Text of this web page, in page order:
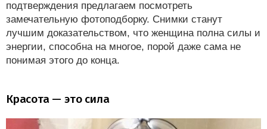
подтверждения предлагаем посмотреть
замечательную фотоподборку. Снимки станут
лучшим доказательством, что женщина полна силы и
энергии, способна на многое, порой даже сама не
понимая этого до конца.
Красота — это сила